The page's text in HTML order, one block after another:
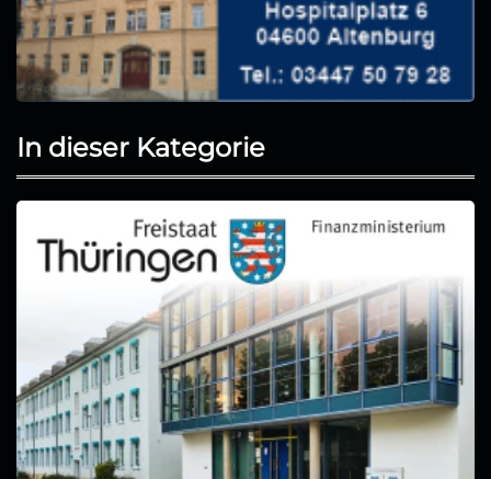
In dieser Kategorie